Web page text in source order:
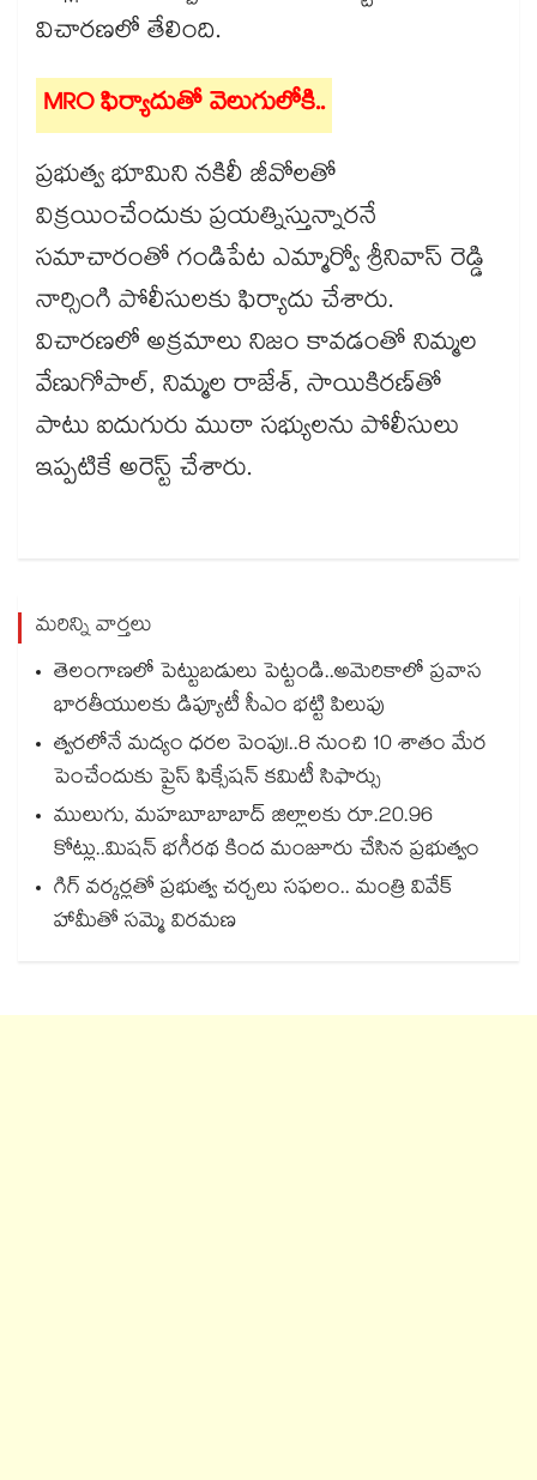
విచారణలో తేలింది.
MRO ఫిర్యాదుతో వెలుగులోకి..
ప్రభుత్వ భూమిని నకిలీ జీవోలతో
విక్రయించేందుకు ప్రయత్నిస్తున్నారనే
సమాచారంతో గండిపేట ఎమ్మార్వో శ్రీనివాస్ రెడ్డి
నార్సింగి పోలీసులకు ఫిర్యాదు చేశారు.
విచారణలో అక్రమాలు నిజం కావడంతో నిమ్మల
వేణుగోపాల్, నిమ్మల రాజేశ్, సాయికిరణ్‌‌‌‌తో
పాటు ఐదుగురు ముఠా సభ్యులను పోలీసులు
ఇప్పటికే అరెస్ట్ చేశారు.
మరిన్ని వార్తలు
తెలంగాణలో పెట్టుబడులు పెట్టండి..అమెరికాలో ప్రవాస
భారతీయులకు డిప్యూటీ సీఎం భట్టి పిలుపు
త్వరలోనే మద్యం ధ‌‌ర‌‌ల పెంపు!..8 నుంచి 10 శాతం మేర
పెంచేందుకు ప్రైస్ ఫిక్సేష‌‌న్ క‌‌మిటీ సిఫార్సు
ములుగు, మహబూబాబాద్ జిల్లాలకు రూ.20.96
కోట్లు..మిషన్ భగీరథ కింద మంజూరు చేసిన ప్రభుత్వం
గిగ్‌‌‌‌‌‌‌‌‌‌‌‌‌‌‌‌ వర్కర్లతో ప్రభుత్వ చర్చలు సఫలం.. మంత్రి వివేక్
హామీతో సమ్మె విరమణ